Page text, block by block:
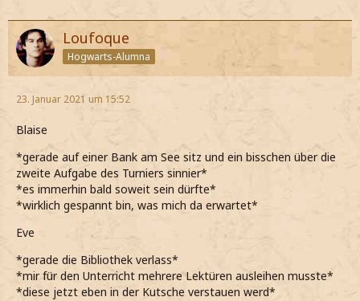
Loufoque
Hogwarts-Alumna
23. Januar 2021 um 15:52
Blaise
*gerade auf einer Bank am See sitz und ein bisschen über die
zweite Aufgabe des Turniers sinnier*
*es immerhin bald soweit sein dürfte*
*wirklich gespannt bin, was mich da erwartet*
Eve
*gerade die Bibliothek verlass*
*mir für den Unterricht mehrere Lektüren ausleihen musste*
*diese jetzt eben in der Kutsche verstauen werd*